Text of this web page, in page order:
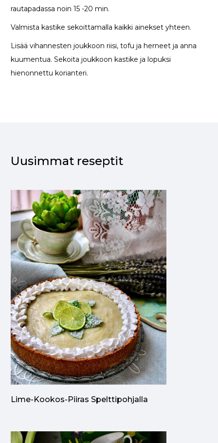
rautapadassa noin 15 -20 min.
Valmista kastike sekoittamalla kaikki ainekset yhteen.
Lisää vihannesten joukkoon riisi, tofu ja herneet ja anna
kuumentua. Sekoita joukkoon kastike ja lopuksi
hienonnettu korianteri.
Uusimmat reseptit
Lime-Kookos-Piiras Spelttipohjalla